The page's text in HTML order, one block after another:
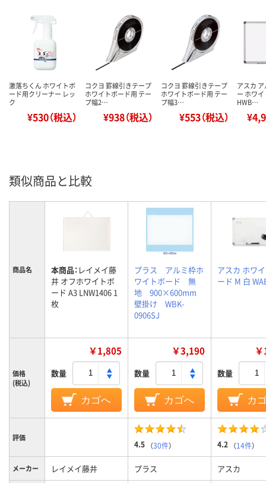
激落ちくん ホワイトボ
ード用クリーナー レッ
ク
¥530（税込）
コクヨ 罫線引きテープ
ホワイトボード用 テー
プ幅2…
¥938（税込）
コクヨ 罫線引きテープ
ホワイトボード用 テー
プ幅3…
¥553（税込）
アスカ
ー ホワ
HWB…
類似商品と比較
商品名 本商品： レイメイ藤
井 オフホワイトボ
ード A3 LNW1406 1
枚
プラス アルミ枠ホ
ワイトボード 無
地 900×600mm
壁掛け WBK-
0906SJ
アスカ ホワ
ード M 白
価格
(税込)
￥1,805
数量
カゴへ
￥3,190
数量
カゴへ
数量
カ
評価
4.5 （30件） 4.2 （14件）
メーカー レイメイ藤井 プラス アスカ